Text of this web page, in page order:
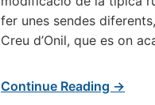
fer unes sendes
Creu d’Onil, que es on
Continue Reading →